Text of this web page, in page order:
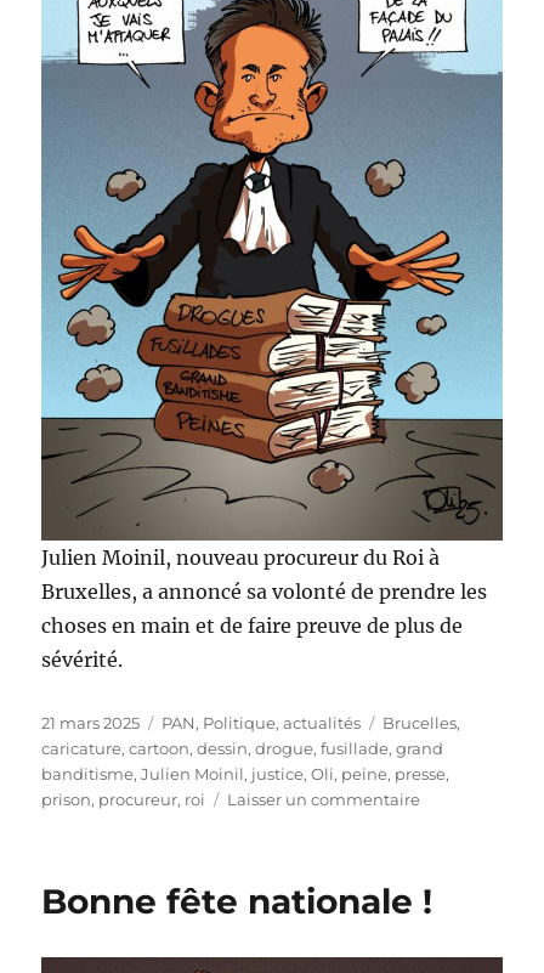
Julien Moinil, nouveau procureur du Roi à
Bruxelles, a annoncé sa volonté de prendre les
choses en main et de faire preuve de plus de
sévérité.
Publié
le
21 mars 2025 Catégories
PAN, Politique, actualités Étiquettes
Brucelles,
caricature,cartoon,dessin,drogue,fusillade,grand
banditisme,Julien Moinil, justice,Oli, peine, presse,
prison, procureur, roi Laisser un commentairesur
procureur
Bonne fête nationale !